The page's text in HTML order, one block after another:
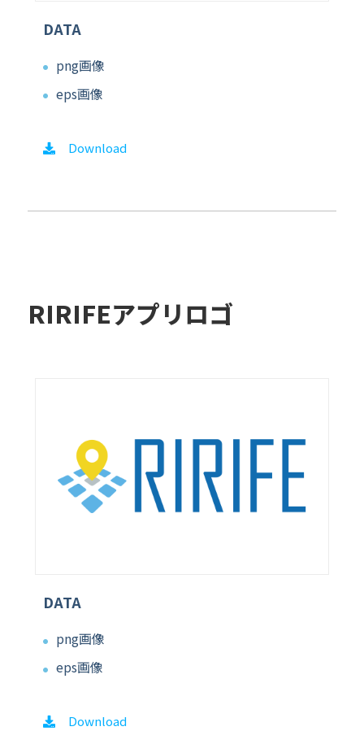
DATA
png画像
eps画像
Download
RIRIFEアプリロゴ
DATA
png画像
eps画像
Download